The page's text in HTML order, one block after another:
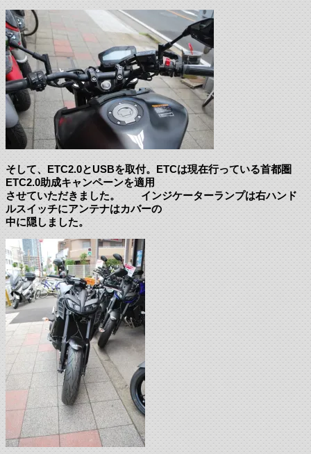
そして、ETC2.0とUSBを取付。ETCは現在行っている首都圏
ETC2.0助成キャンペーンを適用
させていただきました。 インジケーターランプは右ハンド
ルスイッチにアンテナはカバーの
中に隠しました。